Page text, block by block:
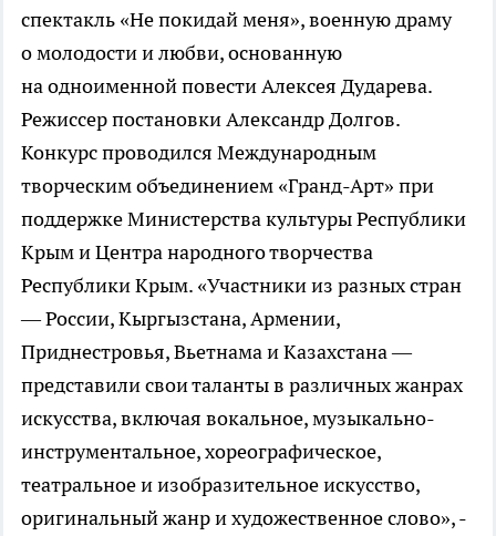
спектакль «Не покидай меня», военную драму
о молодости и любви, основанную
на одноименной повести Алексея Дударева.
Режиссер постановки Александр Долгов.
Конкурс проводился Международным
творческим объединением «Гранд-Арт» при
поддержке Министерства культуры Республики
Крым и Центра народного творчества
Республики Крым. «Участники из разных стран
— России, Кыргызстана, Армении,
Приднестровья, Вьетнама и Казахстана —
представили свои таланты в различных жанрах
искусства, включая вокальное, музыкально-
инструментальное, хореографическое,
театральное и изобразительное искусство,
оригинальный жанр и художественное слово», -